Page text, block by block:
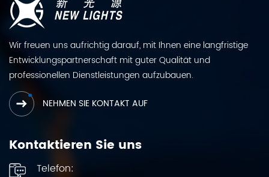
Wir freuen uns aufrichtig darauf, mit Ihnen eine langfristige
Entwicklungspartnerschaft mit guter Qualität und
professionellen Dienstleistungen aufzubauen.
NEHMEN SIE KONTAKT AUF
Kontaktieren Sie uns
Telefon: